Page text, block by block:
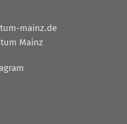
mainz.de
Mainz